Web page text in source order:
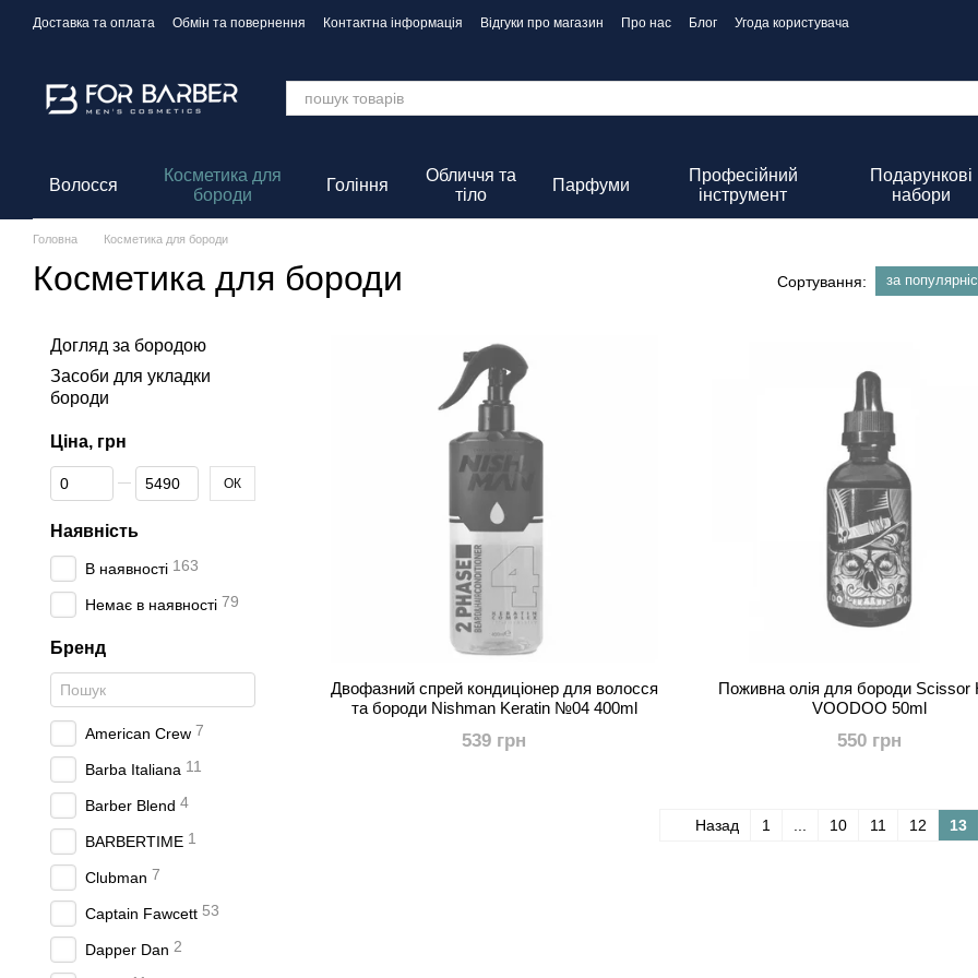
Перейти до основного контенту
Доставка та оплата Обмін та повернення Контактна інформація Відгуки про магазин Про нас Блог
Угода користувача
Волосся
Косметика для
бороди
Гоління
Обличчя та
тіло
Парфуми
Професійний
інструмент
Подарункові
набори
Головна Косметика для бороди
Косметика для бороди Сортування: за
Двофазний спрей кондиціонер для волосся
та бороди Nishman Keratin №04 400ml
539 грн
Поживна олія для бороди Scissor
VOODOO 50ml
550 грн
Назад 1 10 11 12 13
Догляд за бородою
Засоби для укладки
бороди
Ціна, грн
Від Ціна, грн
До Ціна, грн ОК
Наявність
В наявності 163
Немає в наявності 79
Бренд
American Crew 7
Barba Italiana 11
Barber Blend 4
BARBERTIME 1
Clubman 7
Captain Fawcett 53
Dapper Dan 2